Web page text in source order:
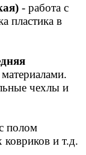
- работа с
пластика в
чехлы и
полом
и т.д.